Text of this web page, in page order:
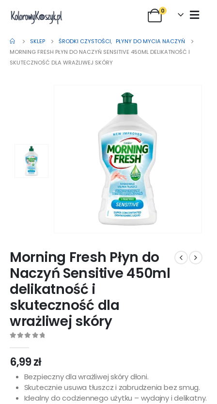
0
SKLEP ŚRODKI CZYSTOŚCI, PŁYNY DO MYCIA NACZYŃ
MORNING FRESH PŁYN DO NACZYŃ SENSITIVE 450ML DELIKATNOŚĆ I
SKUTECZNOŚĆ DLA WRAŻLIWEJ SKÓRY
Morning Fresh Płyn do
Naczyń Sensitive 450ml
delikatność i
skuteczność dla
wrażliwej skóry
6,99zł
Bezpieczny dla wrażliwej skóry dłoni.
Skutecznie usuwa tłuszcz i zabrudzenia bez smug.
Idealny do codziennego użytku – wydajny i delikatny.